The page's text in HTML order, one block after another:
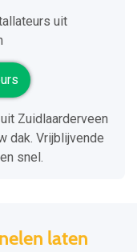
uit
Zuidlaarderveen
dak. Vrijblijvende
snel.
laten